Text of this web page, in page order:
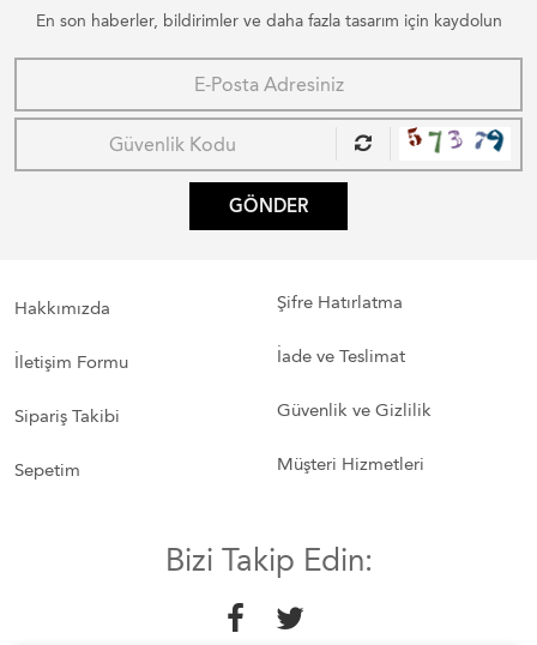
En son haberler, bildirimler ve daha fazla tasarım için kaydolun
GÖNDER
Hakkımızda
İletişim Formu
Sipariş Takibi
Sepetim
Şifre Hatırlatma
İade ve Teslimat
Güvenlik ve Gizlilik
Müşteri Hizmetleri
Bizi Takip Edin: